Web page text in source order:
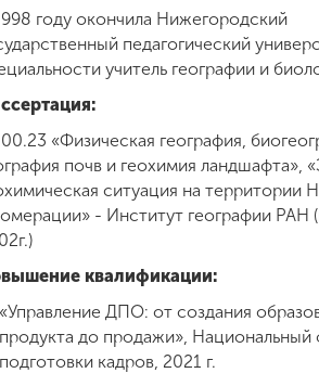
году окончила Нижегородский
педагогический
учитель географии и
«Физическая география,
почв и геохимия ландшафта»,
ситуация на территории
- Институт географии РАН
квалификации:
«Управление ДПО: от создания
продукта до продажи», Национальный
подготовки кадров, 2021 г.